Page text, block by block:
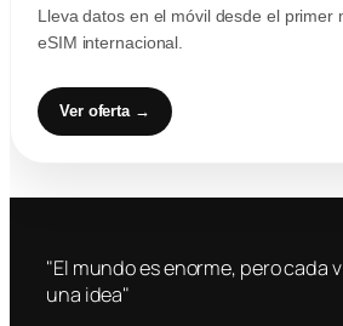
Lleva datos en el móvil desde el primer
eSIM internacional.
Ver oferta →
"El mundo es enorme, pero cada
una idea"